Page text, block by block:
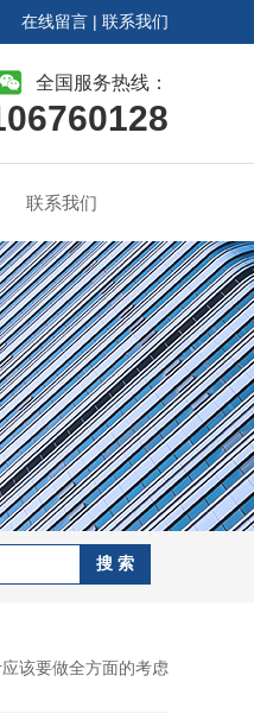
在线留言 | 联系我们
全国服务热线：
联系我们
该要做全方面的考虑